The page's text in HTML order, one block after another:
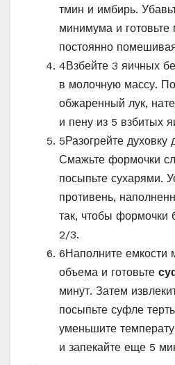
тмин и имбирь.
минимума и готовьте
постоянно
4Взбейте 3 яичных
в молочную массу.
обжаренный лук,
и пену из 5 взбитых
5Разогрейте духовку
Смажьте формочки
посыпьте сухарями.
противень,
так, чтобы формочки
2/3.
6Наполните емкости
объема и готовьте
минут. Затем
посыпьте суфле
уменьшите
и запекайте еще 5